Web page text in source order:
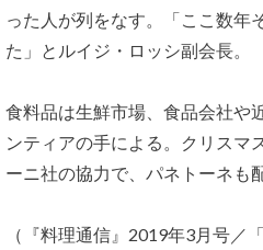
った人が列をなす。「ここ数年
た」とルイジ・ロッシ副会長。
食料品は生鮮市場、食品会社や
ンティアの手による。クリスマ
ーニ社の協力で、パネトーネも
（『料理通信』2019年3月号／